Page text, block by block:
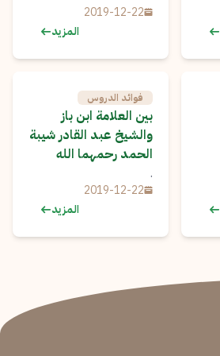
2019-12-22
المزيد
فوائد الدروس
بين العلامة ابن باز
والشيخ عبد القادر شيبة
الحمد رحمهما الله
.
2019-12-22
المزيد